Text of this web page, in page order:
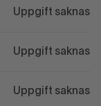
Uppgift saknas
Uppgift saknas
Uppgift saknas